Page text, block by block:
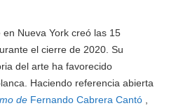
Nueva York creó las 15
el cierre de 2020. Su
del arte ha favorecido
Haciendo referencia abierta
de Fernando Cabrera Cantó